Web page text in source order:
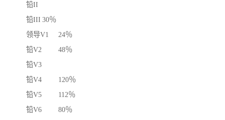
铅II
铅III	30％
领导V1	24％
铅V2	48％
铅V3
铅V4	120％
铅V5	112％
铅V6	80％